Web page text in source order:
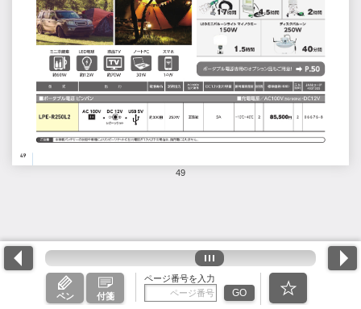
49
ペン 付箋
ページ番号を入力
GO